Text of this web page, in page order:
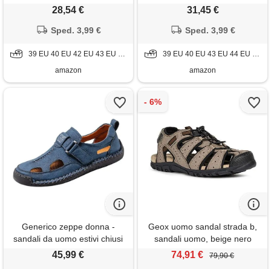
grigio, 47 eu
28,54 €
Sped. 3,99 €
39 EU 40 EU 42 EU 43 EU 44 EU 45 EU 46 EU 47 EU
amazon
marrone scuro, 46 eu
31,45 €
Sped. 3,99 €
39 EU 40 EU 43 EU 44 EU 45 EU 46 EU 47 EU
amazon
Generico zeppe donna -
sandali da uomo estivi chiusi
in punta, scarpe casual
45,99 €
Geox uomo sandal strada b,
sandali uomo, beige nero
taupe black, 41 eu
74,91 € 79,90 €